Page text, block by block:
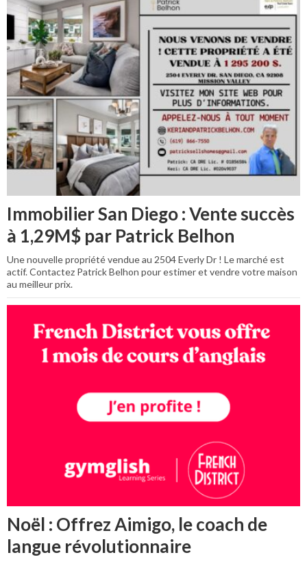
Immobilier San Diego : Vente succès
à 1,29M$ par Patrick Belhon
Une nouvelle propriété vendue au 2504 Everly Dr ! Le marché est
actif. Contactez Patrick Belhon pour estimer et vendre votre maison
au meilleur prix.
Noël : Offrez Aimigo, le coach de
langue révolutionnaire